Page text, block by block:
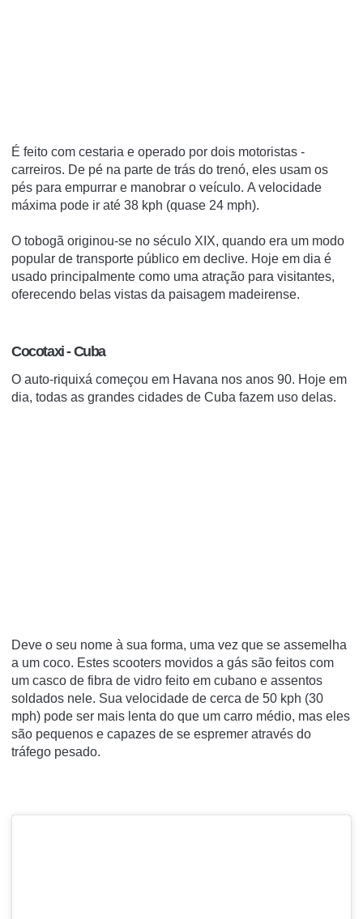
É feito com cestaria e operado por dois motoristas -
carreiros. De pé na parte de trás do trenó, eles usam os
pés para empurrar e manobrar o veículo. A velocidade
máxima pode ir até 38 kph (quase 24 mph).
O tobogã originou-se no século XIX, quando era um modo
popular de transporte público em declive. Hoje em dia é
usado principalmente como uma atração para visitantes,
oferecendo belas vistas da paisagem madeirense.
Cocotaxi - Cuba
O auto-riquixá começou em Havana nos anos 90. Hoje em
dia, todas as grandes cidades de Cuba fazem uso delas.
Deve o seu nome à sua forma, uma vez que se assemelha
a um coco. Estes scooters movidos a gás são feitos com
um casco de fibra de vidro feito em cubano e assentos
soldados nele. Sua velocidade de cerca de 50 kph (30
mph) pode ser mais lenta do que um carro médio, mas eles
são pequenos e capazes de se espremer através do
tráfego pesado.